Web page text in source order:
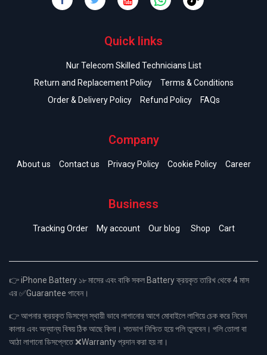
Quick links
Nur Telecom Skilled Technicians List
Return and Replacement Policy
Terms & Conditions
Order & Delivery Policy
Refund Policy FAQs
Company
About us Contact us Privacy Policy Cookie Policy Career
Business
Tracking Order My account Our blog Shop Cart
👉 iPhone Battery ১৮ মাসের এবং বাকি সকল Battery ক্রয়কৃত তারিখ থেকে 4 মাস
এর ✅Guarantee পাবেন।
👉 আপনার ক্রয়কৃত ডিসপ্লে স্থায়ী ভাবে লাগানোর আগে মোবাইলে লাগিয়ে চেক করে নিবেন
কালার এবং অন্যান্য বিষয় ঠিক আছে কিনা। শতভাগ নিশ্চিত হয়ে পলি তুলবেন। পলি তোলা বা
আঠা লাগানো ডিসপ্লেতে ❌Warranty প্রদান করা হয় না।